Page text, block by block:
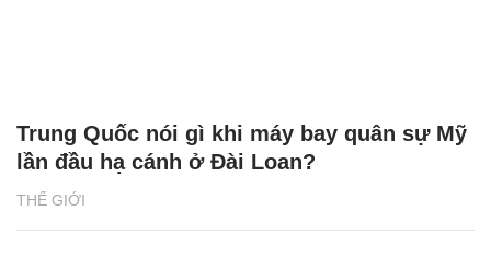
THẾ GIỚI
Trung Quốc nói gì khi máy bay quân sự Mỹ
lần đầu hạ cánh ở Đài Loan?